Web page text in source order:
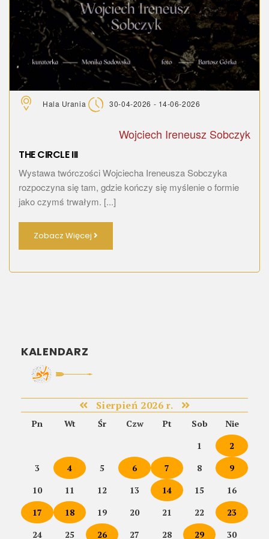
Hala Urania 30-04-2026 - 14-06-2026
Wojciech Ireneusz Sobczyk
THE CIRCLE III
Wystawa twórczości Wojciecha Ireneusza Sobczyka
rozpoczyna się tam, gdzie kończy się myślenie o formie
jako czymś trwałym. [...]
Zobacz Więcej
KALENDARZ
Sierpień 2026 r.
Pn Wt Śr Czw Pt Sob
Nie
1
2
3
4 5 6 7 8
9
10
11 12 13 14 15
16
17
18 19 20 21 22
23
24
25 26 27 28 29 30